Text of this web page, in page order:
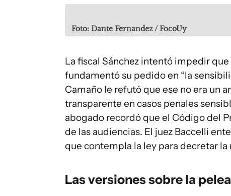
Foto: Dante Fernandez / FocoUy
La fiscal Sánchez intentó impedir que
fundamentó su pedido en “la
Camaño le refutó que ese no era un
transparente en casos penales
abogado recordó que el Código del
de las audiencias. El juez Baccelli
que contempla la ley para decretar la
Las versiones sobre la